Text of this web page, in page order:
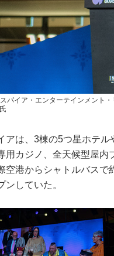
パイア・エンターテインメント
は、3棟の5つ星ホテル
用カジノ、全天候型屋内
空港からシャトルバスで
ンしていた。